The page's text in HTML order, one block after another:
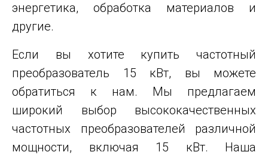
энергетика, обработка материалов и
другие.
Если вы хотите купить частотный
преобразователь 15 кВт, вы можете
обратиться к нам. Мы предлагаем
широкий выбор высококачественных
частотных преобразователей различной
мощности, включая 15 кВт. Наша